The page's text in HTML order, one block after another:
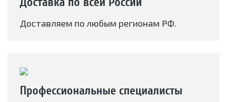
Доставляем по любым регионам РФ.
Профессиональные специалисты